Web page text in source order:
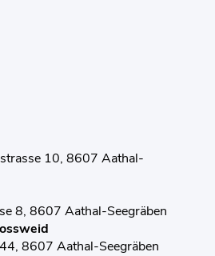
10, 8607 Aathal-
8, 8607 Aathal-Seegräben
8607 Aathal-Seegräben